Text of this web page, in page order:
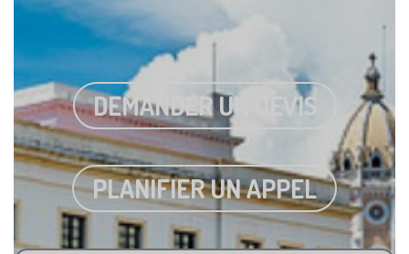
DEMANDER UN DEVIS
PLANIFIER UN APPEL